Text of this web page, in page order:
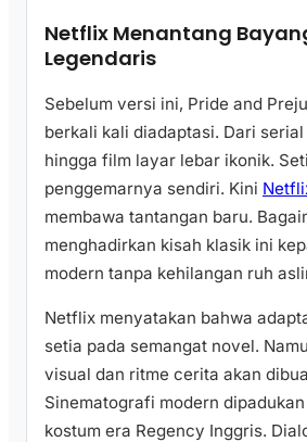
Netflix Menantang
Legendaris
Sebelum versi ini, Pride and
berkali kali diadaptasi. Dari
hingga film layar lebar ikonik.
penggemarnya sendiri. Kini
membawa tantangan baru.
menghadirkan kisah klasik ini
modern tanpa kehilangan ruh
Netflix menyatakan bahwa
setia pada semangat novel.
visual dan ritme cerita akan
Sinematografi modern
kostum era Regency Inggris.